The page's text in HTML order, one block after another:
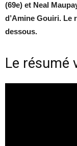
(69e) et Neal
d’Amine Gouiri. Le
dessous.
Le résumé